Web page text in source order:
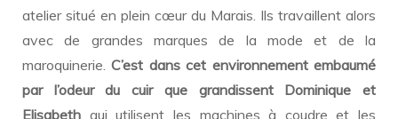
atelier situé en plein cœur du Marais. Ils travaillent alors
avec de grandes marques de la mode et de la
maroquinerie.C’est dans cet environnement embaumé
par l’odeur du cuir que grandissent Dominique et
Elisabeth qui utilisent les machines à coudre et les